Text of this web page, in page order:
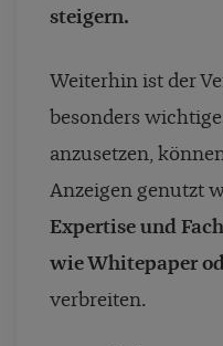
steigern.
Weiterhin ist der
besonders
anzusetzen,
Anzeigen genutzt
Expertise und
wie Whitepaper
verbreiten.